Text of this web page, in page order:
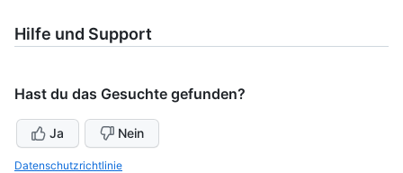
Hilfe und Support
Hast du das Gesuchte gefunden?
Ja Nein
Datenschutzrichtlinie